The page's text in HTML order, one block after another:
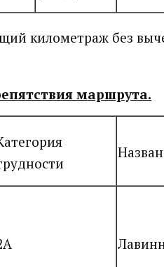
километраж без
маршрута.